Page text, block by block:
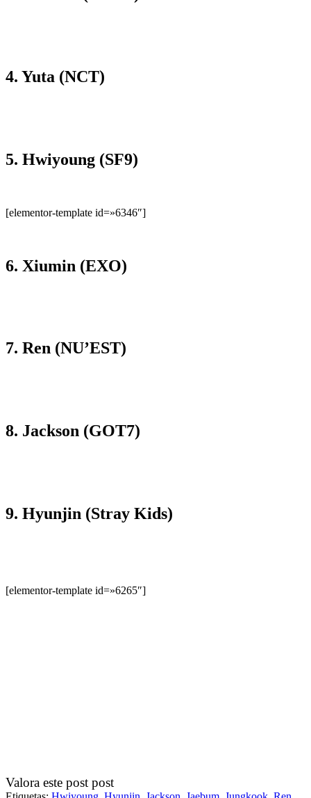
4. Yuta (NCT)
5. Hwiyoung (SF9)
[elementor-template id=»6346″]
6. Xiumin (EXO)
7. Ren (NU’EST)
8. Jackson (GOT7)
9. Hyunjin (Stray Kids)
[elementor-template id=»6265″]
Valora este post post